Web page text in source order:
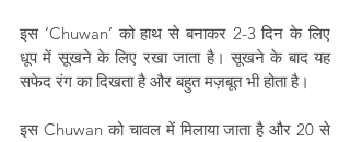
इस ‘Chuwan’ को हाथ से बनाकर 2-3 दिन के लिए
धूप में सूखने के लिए रखा जाता है। सूखने के बाद यह
सफेद रंग का दिखता है और बहुत मज़बूत भी होता है।
इस Chuwan को चावल में मिलाया जाता है और 20 से